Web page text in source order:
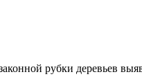
рубки деревьев